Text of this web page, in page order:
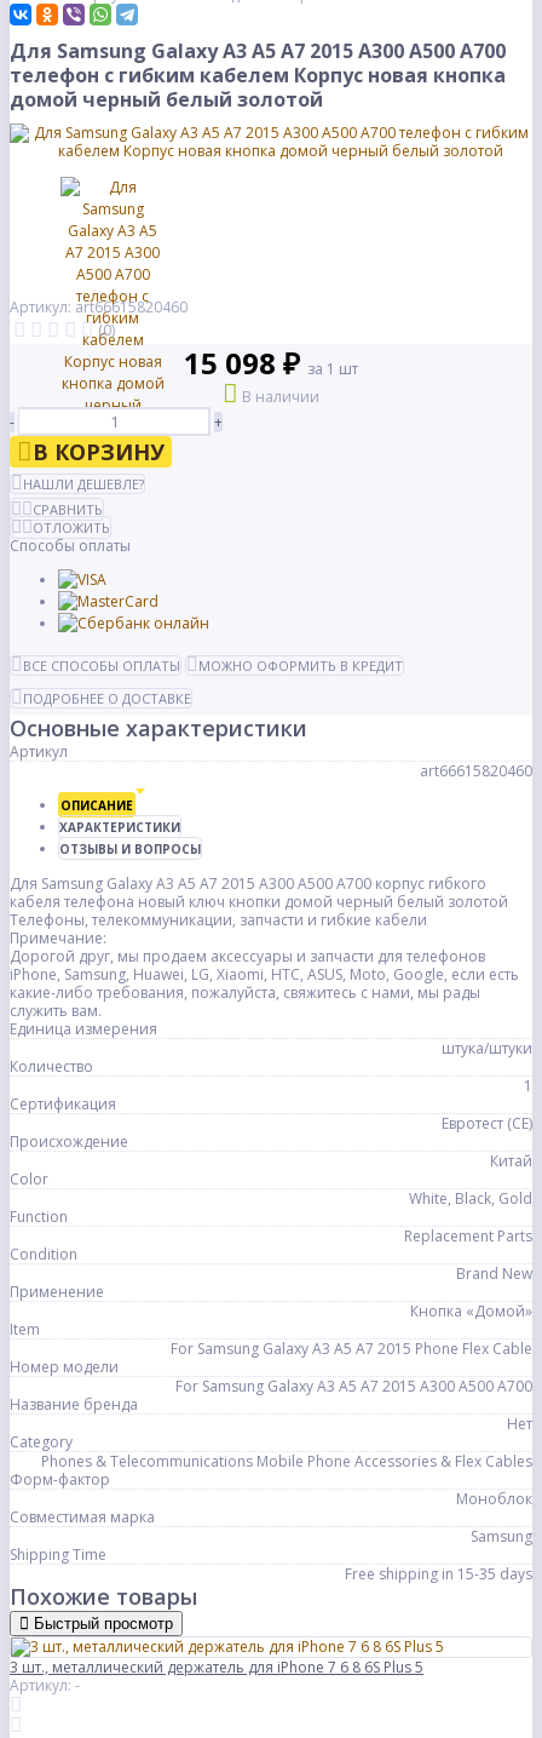
Для Samsung Galaxy A3 A5 A7 2015 A300 A500 A700
телефон с гибким кабелем Корпус новая кнопка
домой черный белый золотой
Артикул: art66615820460
(0)
15 098 ₽ за 1 шт
В наличии
-
+
В КОРЗИНУ
НАШЛИ ДЕШЕВЛЕ?
СРАВНИТЬ
ОТЛОЖИТЬ
Способы оплаты
ВСЕ СПОСОБЫ ОПЛАТЫ
МОЖНО ОФОРМИТЬ В КРЕДИТ
ПОДРОБНЕЕ О ДОСТАВКЕ
Основные характеристики
Артикул
art66615820460
ОПИСАНИЕ
ХАРАКТЕРИСТИКИ
ОТЗЫВЫ И ВОПРОСЫ
Для Samsung Galaxy A3 A5 A7 2015 A300 A500 A700 корпус гибкого
кабеля телефона новый ключ кнопки домой черный белый золотой
Телефоны, телекоммуникации, запчасти и гибкие кабели
Примечание:
Дорогой друг, мы продаем аксессуары и запчасти для телефонов
iPhone, Samsung, Huawei, LG, Xiaomi, HTC, ASUS, Moto, Google, если есть
какие-либо требования, пожалуйста, свяжитесь с нами, мы рады
служить вам.
Единица измерения
штука/штуки
Количество
1
Сертификация
Евротест (СЕ)
Происхождение
Китай
Color
White, Black, Gold
Function
Replacement Parts
Condition
Brand New
Применение
Кнопка «Домой»
Item
For Samsung Galaxy A3 A5 A7 2015 Phone Flex Cable
Номер модели
For Samsung Galaxy A3 A5 A7 2015 A300 A500 A700
Название бренда
Нет
Category
Phones & Telecommunications Mobile Phone Accessories & Flex Cables
Форм-фактор
Моноблок
Совместимая марка
Samsung
Shipping Time
Free shipping in 15-35 days
Похожие товары
Быстрый просмотр
3 шт., металлический держатель для iPhone 7 6 8 6S Plus 5
Артикул: -